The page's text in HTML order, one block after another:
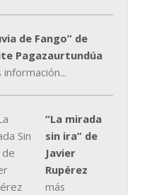
de Fango” de
Pagazaurtundúa
información...
“La mirada
sin ira” de
Javier
Rupérez
más